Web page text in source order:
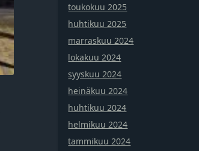
toukokuu 2025
huhtikuu 2025
marraskuu 2024
lokakuu 2024
syyskuu 2024
heinäkuu 2024
huhtikuu 2024
helmikuu 2024
tammikuu 2024